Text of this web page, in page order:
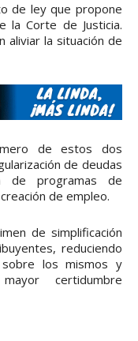
de ley que propone
la Corte de Justicia.
aliviar la situación de
de estos dos
de deudas
de programas de
de empleo.
de simplificación
reduciendo
los mismos y
certidumbre